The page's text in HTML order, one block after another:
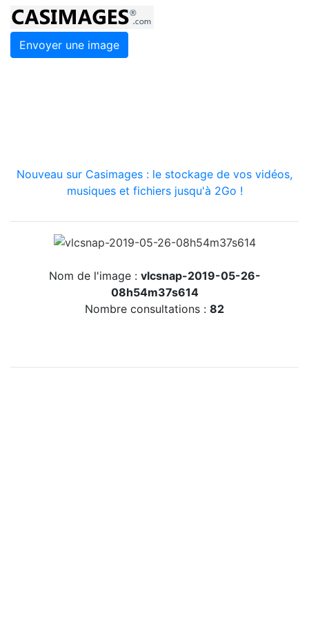
Envoyer une image
Nouveau sur Casimages : le stockage de vos vidéos,
musiques et fichiers jusqu'à 2Go !
Nom de l'image : vlcsnap-2019-05-26-
08h54m37s614
Nombre consultations : 82